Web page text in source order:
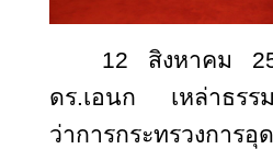
12 สิงหาคม
ดร.เอนก เหล่าธร
ว่าการกระทรวงการอุ